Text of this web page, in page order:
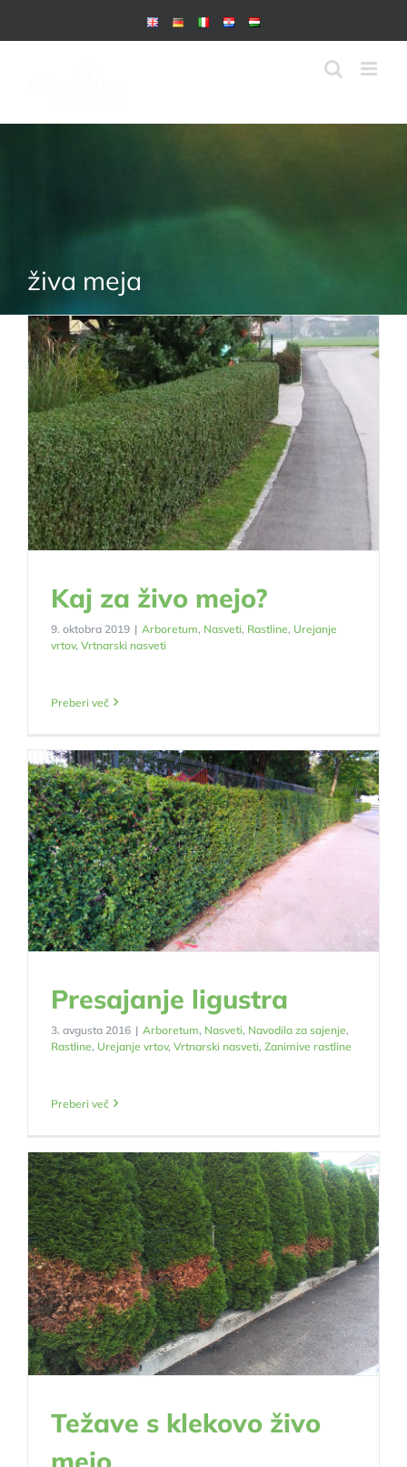
to
živa meja
Kaj za živo mejo?
9. oktobra 2019 | Arboretum, Nasveti, Rastline, Urejanje
vrtov, Vrtnarski nasveti
Preberi več
Presajanje ligustra
3. avgusta 2016 | Arboretum, Nasveti, Navodila za sajenje,
Rastline, Urejanje vrtov, Vrtnarski nasveti, Zanimive rastline
Preberi več
Težave s klekovo živo
mejo